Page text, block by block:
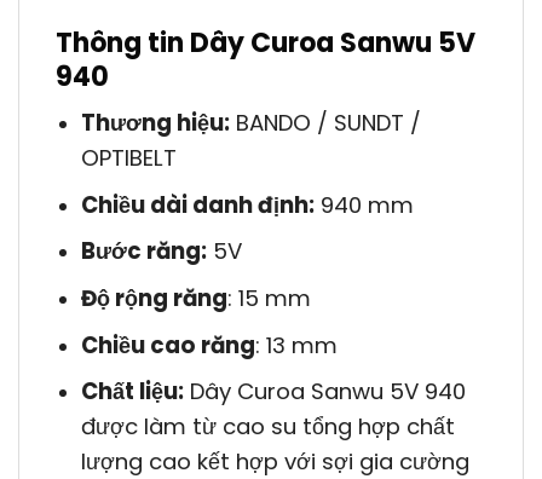
Thông tin Dây Curoa Sanwu 5V
940
Thương hiệu:BANDO / SUNDT /
OPTIBELT
Chiều dài danh định:940 mm
Bước răng:5V
Độ rộng răng: 15 mm
Chiều cao răng: 13 mm
Chất liệu:Dây Curoa Sanwu 5V 940
được làm từ cao su tổng hợp chất
lượng cao kết hợp với sợi gia cường